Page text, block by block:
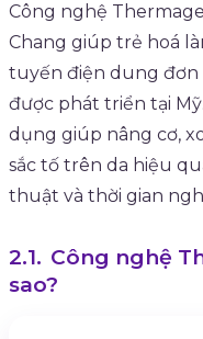
Công nghệ
Chang giúp trẻ hoá
tuyến điện dung đơn
được phát triển tại
dụng giúp nâng cơ,
sắc tố trên da hiệu
thuật và thời gian
Công nghệ
sao?